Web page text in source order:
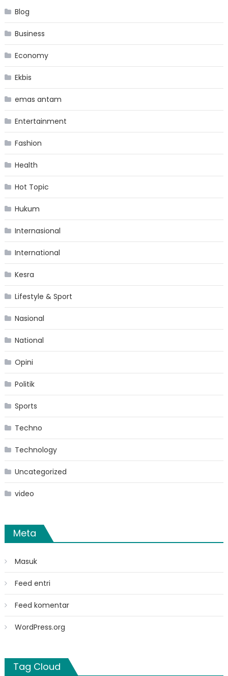
Blog
Business
Economy
Ekbis
emas antam
Entertainment
Fashion
Health
Hot Topic
Hukum
Internasional
International
Kesra
Lifestyle & Sport
Nasional
National
Opini
Politik
Sports
Techno
Technology
Uncategorized
video
Meta
Masuk
Feed entri
Feed komentar
WordPress.org
Tag Cloud